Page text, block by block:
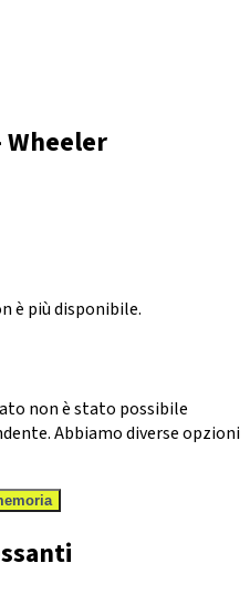
Wheeler
è più disponibile.
non è stato possibile
Abbiamo diverse opzioni